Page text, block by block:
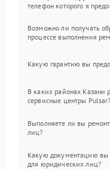
телефон которого я
Возможно ли получать
процессе выполнения
Какую гарантию вы
В каких районах Казани
сервисные центры Pulsar?
Выполняете ли вы
лиц?
Какую документацию вы
для юридических лиц?